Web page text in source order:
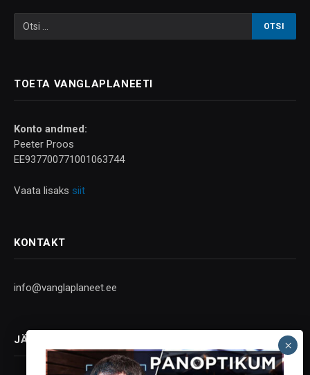
TOETA VANGLAPLANEETI
Konto andmed:
Peeter Proos
EE937700771001063744
Vaata lisaks siit
KONTAKT
info@vanglaplaneet.ee
JÄLGI SOTSIAALMEEDIAS